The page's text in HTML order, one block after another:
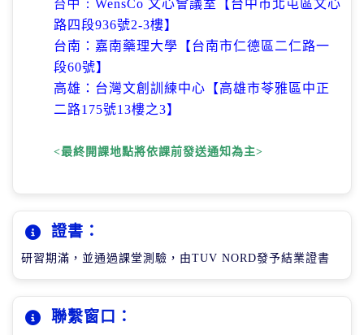
台中：WensCo 文心會議室【台中市北屯區文心
路四段936號2-3樓】
台南：嘉南藥理大學【台南市仁德區二仁路一
段60號】
高雄：台灣文創訓練中心【高雄市苓雅區中正
二路175號13樓之3】
<最終開課地點將依課前發送通知為主>
證書：
研習期滿，並通過課堂測驗，由TUV NORD發予結業證書
聯繫窗口：